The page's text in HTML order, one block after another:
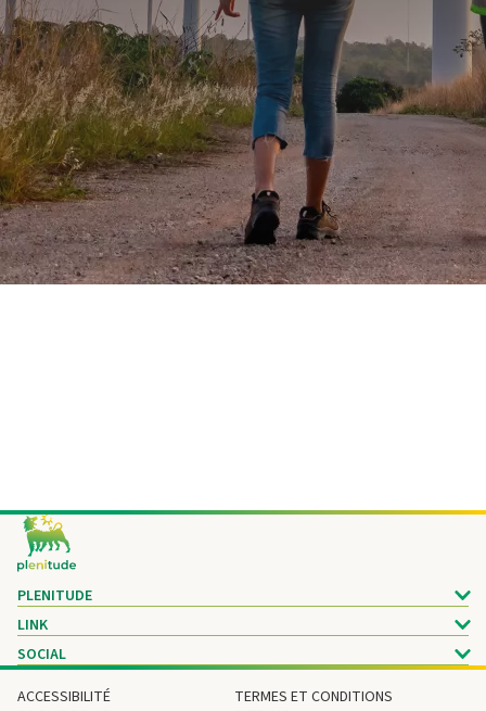
Footer
PLENITUDE
LINK
SOCIAL
ACCESSIBILITÉ
TERMES ET CONDITIONS